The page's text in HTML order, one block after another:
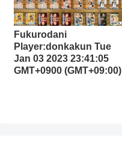
Fukurodani
Player:donkakun Tue
Jan 03 2023 23:41:05
GMT+0900 (GMT+09:00)